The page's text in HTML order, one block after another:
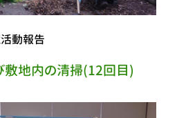
動報告
地内の清掃(12回目)